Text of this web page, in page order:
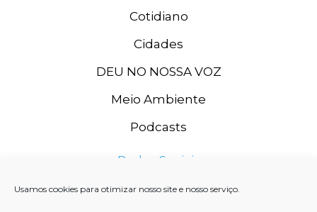
Usamos cookies para otimizar nosso site e nosso serviço.
Cotidiano
Cidades
DEU NO NOSSA VOZ
Meio Ambiente
Podcasts
Redes Sociais